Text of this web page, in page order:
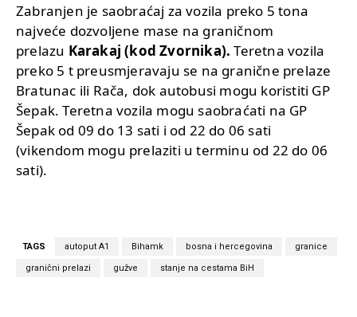
Zabranjen je saobraćaj za vozila preko 5 tona
najveće dozvoljene mase na graničnom
prelazu Karakaj (kod Zvornika). Teretna vozila
preko 5 t preusmjeravaju se na granične prelaze
Bratunac ili Rača, dok autobusi mogu koristiti GP
Šepak. Teretna vozila mogu saobraćati na GP
Šepak od 09 do 13 sati i od 22 do 06 sati
(vikendom mogu prelaziti u terminu od 22 do 06
sati).
TAGS autoput A1 Bihamk bosna i hercegovina granice
granični prelazi gužve stanje na cestama BiH